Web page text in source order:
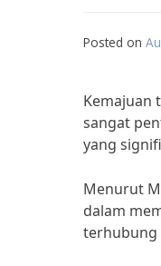
Posted on
Kemajuan
sangat
yang
Menurut
dalam
terhubung